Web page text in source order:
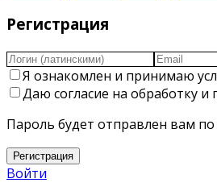
Регистрация
Я ознакомлен и принимаю
Даю согласие на обработку
Пароль будет отправлен вам
Регистрация
Войти